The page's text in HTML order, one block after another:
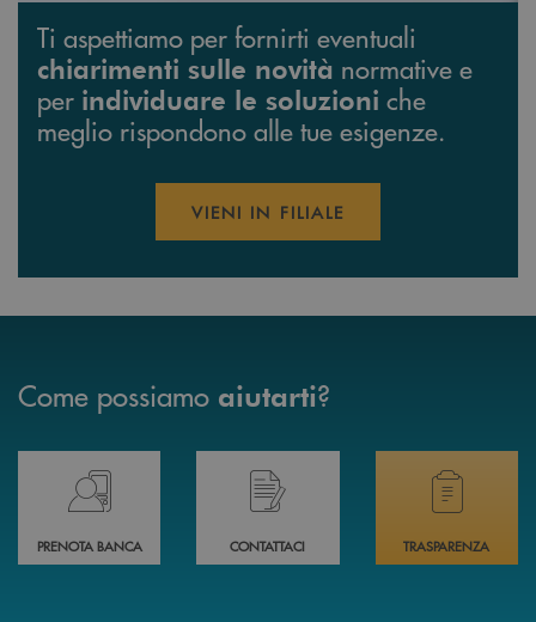
Ti aspettiamo per fornirti eventuali
chiarimenti sulle novità normative e
per individuare le soluzioni che
meglio rispondono alle tue esigenze.
VIENI IN FILIALE
Come possiamo aiutarti?
Prenota il tuo appuntamento in Filiale direttamente da casa 24h su 24h
PRENOTA BANCA
Hai bisogno di assistenza immediata?
CONTATTACI
Hai bisogno di
TRASPARENZA